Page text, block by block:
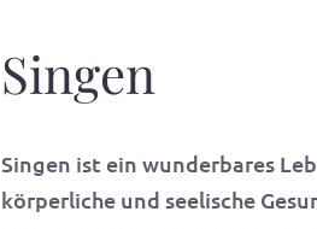
Singen
Singen ist ein wunderbares
körperliche und seelische